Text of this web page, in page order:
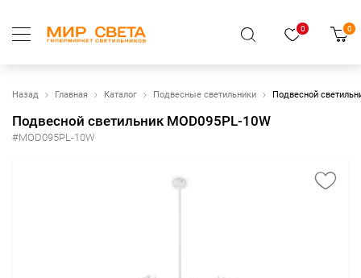
0 0
Назад Главная Каталог Подвесные светильники Подвесной
Подвесной светильник MOD095PL-10W
#MOD095PL-10W